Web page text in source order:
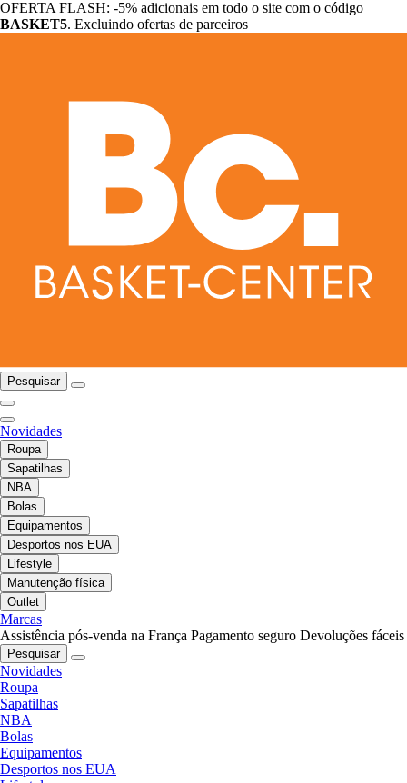
OFERTA FLASH: -5% adicionais em todo o site com o código
BASKET5. Excluindo ofertas de parceiros
Pesquisar
Novidades
Roupa
Sapatilhas
NBA
Bolas
Equipamentos
Desportos nos EUA
Lifestyle
Manutenção física
Outlet
Marcas
Assistência pós-venda na França Pagamento seguro Devoluções fáceis
Pesquisar
Novidades
Roupa
Sapatilhas
NBA
Bolas
Equipamentos
Desportos nos EUA